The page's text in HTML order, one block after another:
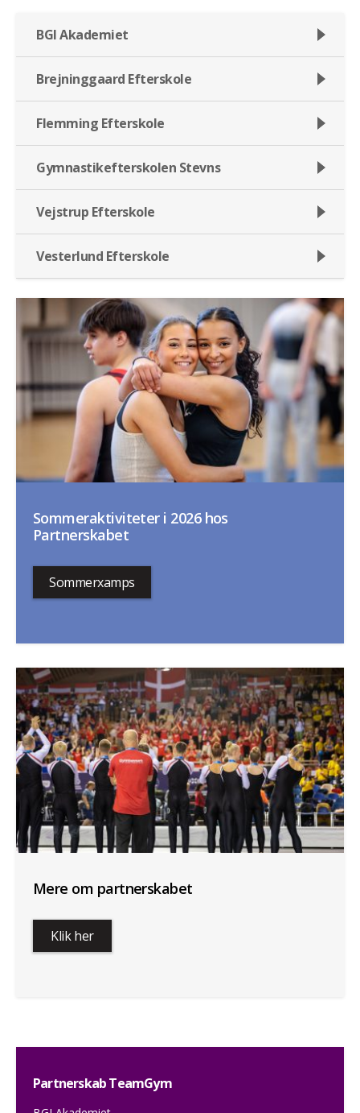
BGI Akademiet
Brejninggaard Efterskole
Flemming Efterskole
Gymnastikefterskolen Stevns
Vejstrup Efterskole
Vesterlund Efterskole
Sommeraktiviteter i 2026 hos
Partnerskabet
Sommerxamps
Mere om partnerskabet
Klik her
Partnerskab TeamGym